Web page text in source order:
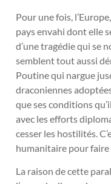
Pour une fois,
pays envahi dont elle
d’une tragédie qui se
semblent tout aussi
Poutine qui nargue
draconiennes
que ses conditions
avec les efforts
cesser les hostilités.
humanitaire pour faire
La raison de cette